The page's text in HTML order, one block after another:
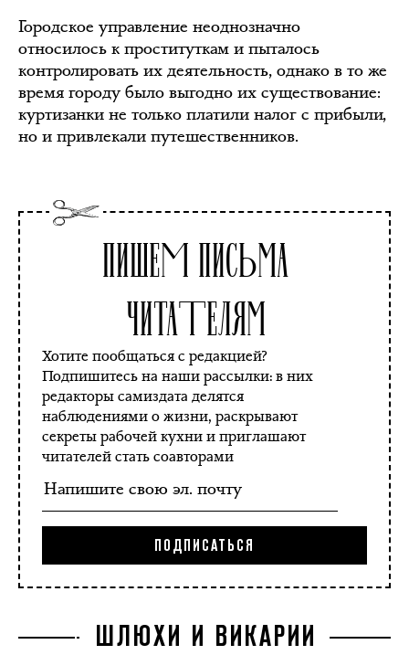
Городское управление неоднозначно
относилось к проституткам и пыталось
контролировать их деятельность, однако в то же
время городу было выгодно их существование:
куртизанки не только платили налог с прибыли,
но и привлекали путешественников.
Пишем письма
читателям
Хотите пообщаться с редакцией?
Подпишитесь на наши рассылки: в них
редакторы самиздата делятся
наблюдениями о жизни, раскрывают
секреты рабочей кухни и приглашают
читателей стать соавторами
ШЛЮХИ И ВИКАРИИ